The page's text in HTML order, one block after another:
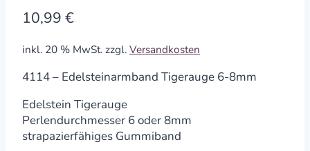
10,99 €
inkl. 20 % MwSt. zzgl. Versandkosten
4114 – Edelsteinarmband Tigerauge 6-8mm
Edelstein Tigerauge
Perlendurchmesser 6 oder 8mm
strapazierfähiges Gummiband